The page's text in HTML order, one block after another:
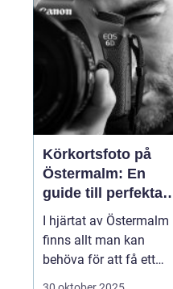
Körkortsfoto på
Östermalm: En
guide till perfekta
ID-bilder
I hjärtat av Östermalm
finns allt man kan
behöva för att få ett
perfekt körkorts- eller ID-